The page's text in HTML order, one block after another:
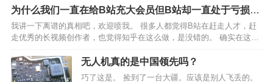
的参数 红米K70推出的定位初衷，是主打性能为
主。最佳使用对象是喜欢…
为什么我们一直在给B站充大会员但B站却一直处于亏损状
态？
我讲一下离谱的真相吧，欢迎喷我。 很多人都觉得B站在赶走人才，赶
走优秀的长视频创作者，也觉得知乎在这么做，是没错的。 确实在这么
做。而原因很简单。 只有影响力很大的KOL才有商业价值。 （KOL是指
“关键意见领袖”）而你说你是人才？ 对不起…
无人机真的是中国领先吗？
巧了这是。 捡到了一台大疆。应该是别人飞丢的。